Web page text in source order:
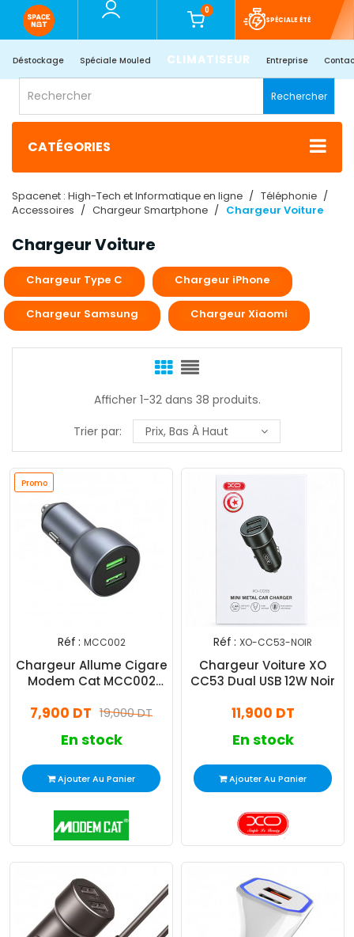
0
SPÉCIALE ÉTÉ
Déstockage Spéciale Mouled CLIMATISEUR Entreprise
Rechercher
CATÉGORIES
Spacenet : High-Tech et Informatique en ligne
Téléphonie
Accessoires
Chargeur Smartphone Chargeur Voiture
Chargeur Voiture
Chargeur Type C Chargeur iPhone
Chargeur Samsung Chargeur Xiaomi
Afficher 1-32 dans 38 produits.
Trier par:
Prix, Bas À Haut
Promo
Réf : MCC002
Chargeur Allume Cigare
Modem Cat MCC002
19,000 DT
7,900 DT
En stock
Ajouter Au Panier
Réf : XO-CC53-NOIR
Chargeur Voiture XO
CC53 Dual USB 12W Noir
11,900 DT
En stock
Ajouter Au Panier